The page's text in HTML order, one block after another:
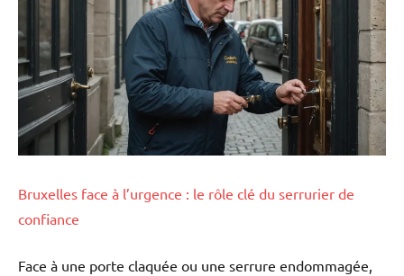
Bruxelles face à l’urgence : le rôle clé du serrurier de
confiance
Face à une porte claquée ou une serrure endommagée,